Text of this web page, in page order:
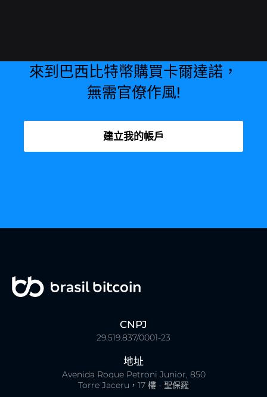
來到巴西比特幣購買卡爾達諾，
無需官僚作風!
建立我的帳戶
CNPJ
29.519.837/0001-23
地址
Avenida Roque Petroni Junior, 850
Torre Jaceru，17 樓 - 聖保羅